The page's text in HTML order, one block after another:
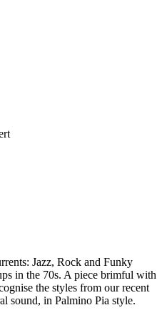
Jazz, Rock and Funky
in the 70s. A piece brimful with
the styles from our recent
sound, in Palmino Pia style.